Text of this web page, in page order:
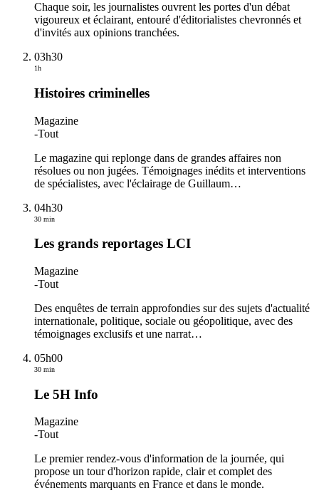
Chaque soir, les journalistes ouvrent les portes d'un débat
vigoureux et éclairant, entouré d'éditorialistes chevronnés et
d'invités aux opinions tranchées.
03h30
1h
Histoires criminelles
Magazine
-Tout
Le magazine qui replonge dans de grandes affaires non
résolues ou non jugées. Témoignages inédits et interventions
de spécialistes, avec l'éclairage de Guillaum…
04h30
30 min
Les grands reportages LCI
Magazine
-Tout
Des enquêtes de terrain approfondies sur des sujets d'actualité
internationale, politique, sociale ou géopolitique, avec des
témoignages exclusifs et une narrat…
05h00
30 min
Le 5H Info
Magazine
-Tout
Le premier rendez-vous d'information de la journée, qui
propose un tour d'horizon rapide, clair et complet des
événements marquants en France et dans le monde.